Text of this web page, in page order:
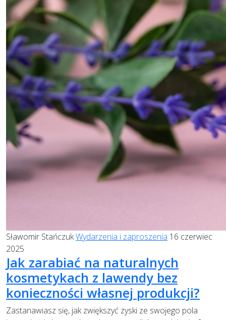
Sławomir StańczukWydarzenia i zaproszenia 16 czerwiec
2025
Jak zarabiać na naturalnych
kosmetykach z lawendy bez
konieczności własnej produkcji?
Zastanawiasz się, jak zwiększyć zyski ze swojego pola